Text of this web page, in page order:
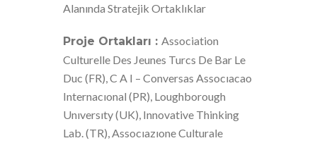
Alanında Stratejik Ortaklıklar
Proje Ortakları : Association
Culturelle Des Jeunes Turcs De Bar Le
Duc (FR), C A I – Conversas Assocıacao
Internacıonal (PR), Loughborough
Unıversıty (UK), Innovative Thinking
Lab. (TR), Assocıazıone Culturale